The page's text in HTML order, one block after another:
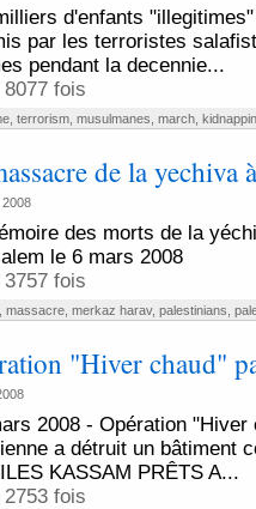
d'enfants
par les terroristes
pendant la decennie...
8077 fois
, terrorism, musulmanes march,
de la yechiva
des morts de la
le 6 mars 2008
3757 fois
massacre, merkaz harav, palestinians
"Hiver chaud"
2008 - Opération "Hiver
a détruit un bâtiment
KASSAM PRÊTS A...
2753 fois